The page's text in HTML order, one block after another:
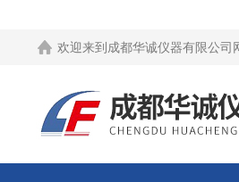
欢迎来到 成都华诚仪器有限公司